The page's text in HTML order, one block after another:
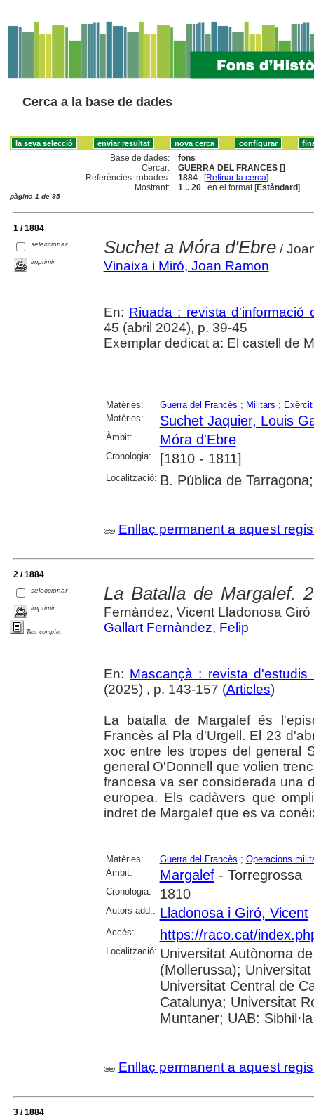
Cerca a la base de dades
Base de dades:
fons
Cercar:
GUERRA DEL FRANCES []
Referències trobades:
1884 [Refinar la cerca]
Mostrant:
1 .. 20 en el format [Estàndard]
pàgina 1 de 95
1 / 1884
seleccionar
imprimir
Suchet a Móra d'Ebre/
Vinaixa i Miró, Joan Ramon
En: Riuada : revista d'informació
45 (abril 2024), p. 39-45
Exemplar dedicat a: El castell de
Matèries: Guerra del Francès ; Militars ; Exèrcit
Matèries:
Suchet Jaquier, Louis
Àmbit: Móra d'Ebre
Cronologia: [1810 - 1811]
Localització: B. Pública de
Enllaç permanent a aquest
2 / 1884
seleccionar
imprimir
Text complet
La Batalla de Margalef.
Fernàndez, Vicent Lladonosa Giró
Gallart Fernàndez, Felip
En: Mascançà : revista
(2025) , p. 143-157 (Articles)
La batalla de Margalef és
Francès al Pla d'Urgell. El 23
xoc entre les tropes del general
general O'Donnell que volien
francesa va ser considerada una
europea. Els cadàvers que
indret de Margalef que es va
Matèries: Guerra del Francès ; Operacions
Àmbit:
Margalef- Torregrossa
Cronologia: 1810
Autors add.: Lladonosa i Giró, Vicent
Accés: https://raco.cat/
Localització: Universitat Autònoma
(Mollerussa);
Universitat Central de
Catalunya; Universitat
Muntaner; UAB: Sibhil·la
Enllaç permanent a aquest
3 / 1884